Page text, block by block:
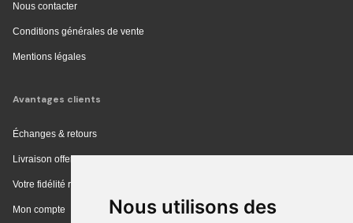
Nous utilisons des
Nous contacter
Conditions générales de vente
Mentions légales
Avantages clients
Échanges & retours
Livraison offerte en magasin
Votre fidélité récompensée
Mon compte